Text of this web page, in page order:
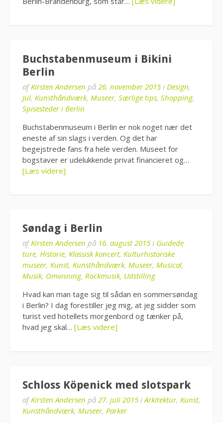
Buchstabenmuseum i Bikini
Berlin
afKirsten Andersen på 26. november 2015 i Design,
Jul, Kunsthåndværk, Museer, Særlige tips, Shopping,
Spisesteder i Berlin
Buchstabenmuseum i Berlin er nok noget nær det
eneste af sin slags i verden. Og det har
begejstrede fans fra hele verden. Museet for
bogstaver er udelukkende privat financieret og…
[Læs videre]
Søndag i Berlin
afKirsten Andersen på 16. august 2015 i Guidede
ture, Historie, Klassisk koncert, Kulturhistoriske
museer, Kunst, Kunsthåndværk, Museer, Musical,
Musik, Omvisning, Rockmusik, Udstilling
Hvad kan man tage sig til sådan en sommersøndag
i Berlin? I dag forestiller jeg mig, at jeg sidder som
turist ved hotellets morgenbord og tænker på,
hvad jeg skal… [Læs videre]
Schloss Köpenick med slotspark
afKirsten Andersen på 27. juli 2015 i Arkitektur, Kunst,
Kunsthåndværk, Museer, Parker